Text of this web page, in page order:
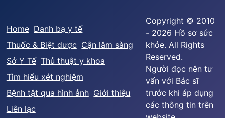
Home Danh bạ y tế
Thuốc & Biệt dược Cận lâm sàng
Sở Y Tế Thủ thuật y khoa
Tìm hiểu xét nghiệm
Bệnh tật qua hình ảnh Giới thiệu
Liên lạc
Copyright © 2010
- 2026 Hồ sơ sức
khỏe. All Rights
Reserved.
Người đọc nên tư
vấn với Bác sĩ
trước khi áp dụng
các thông tin trên